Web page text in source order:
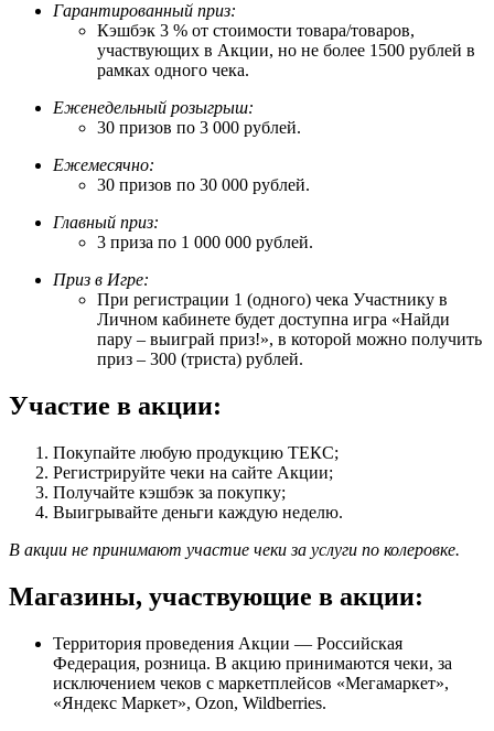
Гарантированный приз:
Кэшбэк 3 % от стоимости товара/товаров,
участвующих в Акции, но не более 1500 рублей в
рамках одного чека.
Еженедельный розыгрыш:
30 призов по 3 000 рублей.
Ежемесячно:
30 призов по 30 000 рублей.
Главный приз:
3 приза по 1 000 000 рублей.
Приз в Игре:
При регистрации 1 (одного) чека Участнику в
Личном кабинете будет доступна игра «Найди
пару – выиграй приз!», в которой можно получить
приз – 300 (триста) рублей.
Участие в акции:
Покупайте любую продукцию ТЕКС;
Регистрируйте чеки на сайте Акции;
Получайте кэшбэк за покупку;
Выигрывайте деньги каждую неделю.
В акции не принимают участие чеки за услуги по колеровке.
Магазины, участвующие в акции:
Территория проведения Акции — Российская
Федерация, розница. В акцию принимаются чеки, за
исключением чеков с маркетплейсов «Мегамаркет»,
«Яндекс Маркет», Ozon, Wildberries.